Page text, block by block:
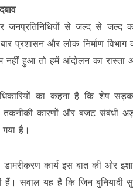
जनप्रतिनिधियों से जल्द से जल्द
प्रशासन और लोक निर्माण
नहीं हुआ तो हमें आंदोलन का रास्ता
का कहना है कि शेष
तकनीकी कारणों और बजट
है।
डामरीकरण कार्य इस बात की ओर
सवाल यह है कि जिन बुनियादी